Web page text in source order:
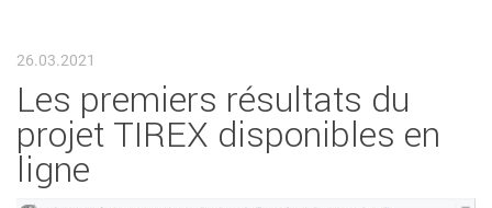
26.03.2021
Les premiers résultats du
projet TIREX disponibles en
ligne